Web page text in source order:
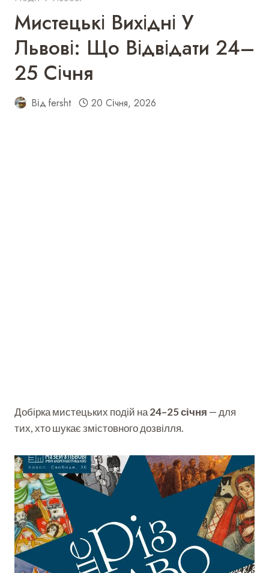
Мистецькі Вихідні У
Львові: Що Відвідати 24–
25 Січня
Від fersht 20 Січня, 2026
Добірка мистецьких подій на24–25 січня — для
тих, хто шукає змістовного дозвілля.